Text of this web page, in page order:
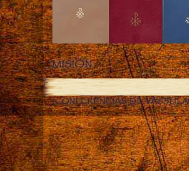
MISIÓN
CONFERENCIAS DE VASSULA